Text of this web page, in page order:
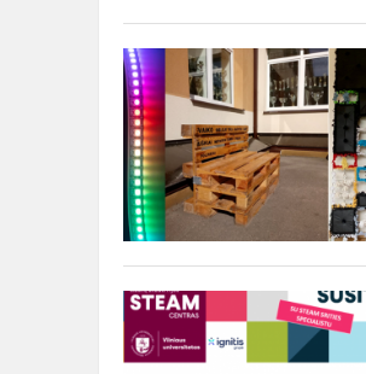
„Ateities
inžinerija“
IV-
ojo
sezono
pavasario
sesija
Susitikimas
su
STEAM